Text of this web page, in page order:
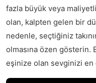
fazla büyük veya
olan, kalpten gelen bir
nedenle, seçtiğiniz
olmasına özen gösterin.
eşinize olan sevginizi